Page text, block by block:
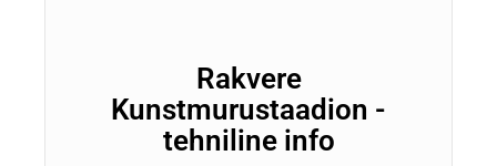
Rakvere
Kunstmurustaadion -
tehniline info